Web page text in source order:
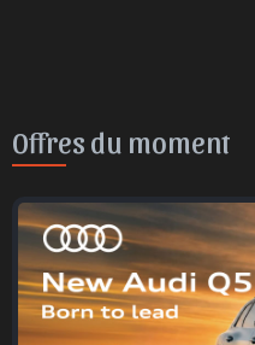
Offres du moment